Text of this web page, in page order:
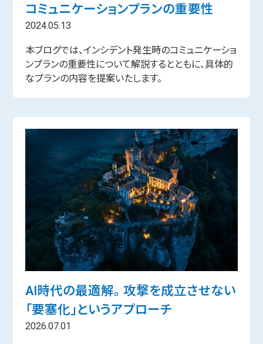
コミュニケーションプランの重要性
2024.05.13
本ブログでは、インシデント発生時のコミュニケーショ
ンプランの重要性について解説するとともに、具体的
なプランの内容を提案いたします。
AI時代の最適解。 攻撃を成立させない
「要塞化」というアプローチ
2026.07.01